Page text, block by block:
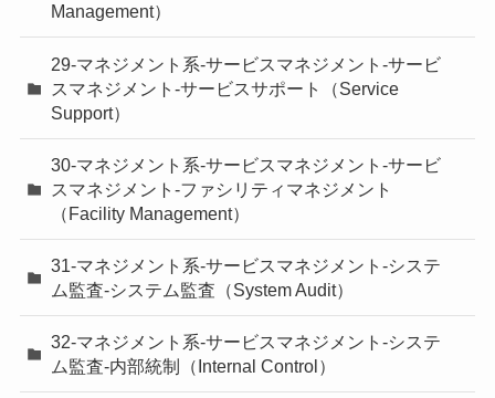
Management）
29-マネジメント系-サービスマネジメント-サービ
スマネジメント-サービスサポート（Service
Support）
30-マネジメント系-サービスマネジメント-サービ
スマネジメント-ファシリティマネジメント
（Facility Management）
31-マネジメント系-サービスマネジメント-システ
ム監査-システム監査（System Audit）
32-マネジメント系-サービスマネジメント-システ
ム監査-内部統制（Internal Control）